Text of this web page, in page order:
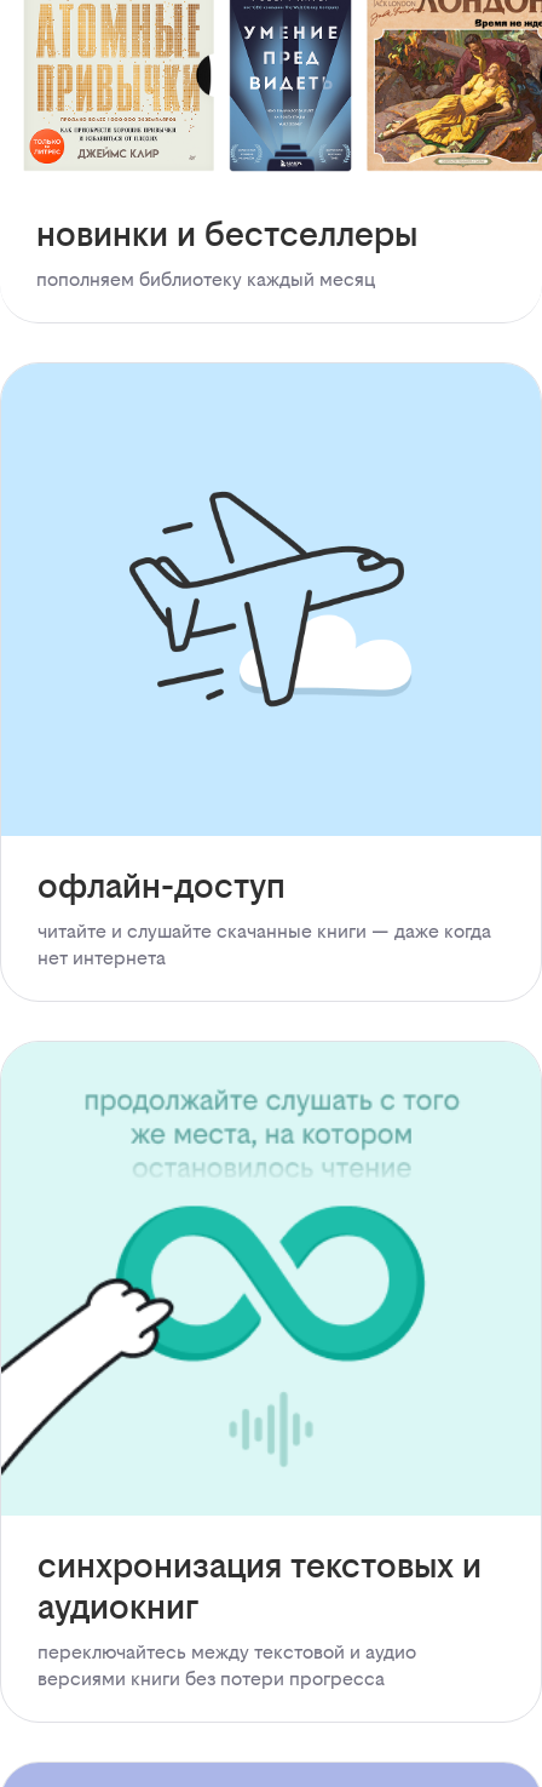
новинки и бестселлеры
пополняем библиотеку каждый месяц
офлайн-доступ
читайте и слушайте скачанные книги — даже когда
нет интернета
синхронизация текстовых и
аудиокниг
переключайтесь между текстовой и аудио
версиями книги без потери прогресса